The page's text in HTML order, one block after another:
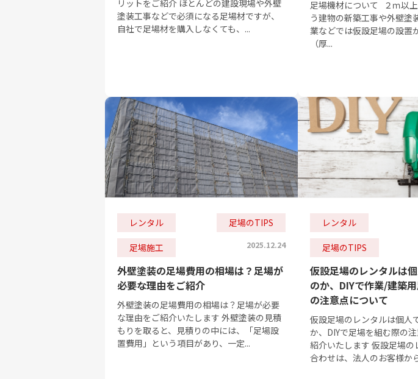
リットをご紹介 ほとんどの建設現場や外壁
塗装工事などで必須になる足場材ですが、
自社で足場材を購入しなくても、...
足場機材について ２ｍ以
う建物の新築工事や外壁塗
業などでは仮設足場の設置
（厚...
レンタル 足場のTIPS
足場施工 2025.12.24
外壁塗装の足場費用の相場は？足場が
必要な理由をご紹介
外壁塗装の足場費用の相場は？足場が必要
な理由をご紹介いたします 外壁塗装の見積
もりを取ると、見積りの中には、「足場設
置費用」という項目があり、一定...
レンタル
足場のTIPS
仮設足場のレンタルは
のか、DIYで作業/建築
の注意点について
仮設足場のレンタルは個人
か、DIYで足場を組む際の
紹介いたします 仮設足場の
合わせは、法人のお客様か